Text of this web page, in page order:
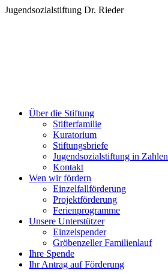
Zum
Jugendsozialstiftung Dr. Rieder
Über die Stiftung
Stifterfamilie
Kuratorium
Stiftungsbriefe
Jugendsozialstiftung in Zahlen
Kontakt
Wen wir fördern
Einzelfallförderung
Projektförderung
Ferienprogramme
Unsere Unterstützer
Einzelspender
Gröbenzeller Familienlauf
Ihre Spende
Ihr Antrag auf Förderung